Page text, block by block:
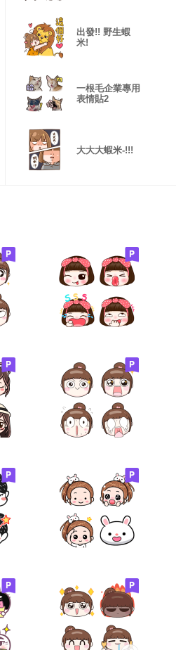
出發!! 野生蝦
米!
一根毛企業專用
表情貼2
大大大蝦米-!!!